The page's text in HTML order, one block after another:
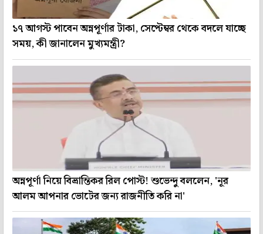
১৭ আগস্ট পাবেন অন্নপূর্ণার টাকা, সেপ্টেম্বর থেকে বদলে যাচ্ছে
সময়, কী জানালেন মুখ্যমন্ত্রী?
অন্নপূর্ণা নিয়ে বিভ্রান্তিকর রিল পোস্ট! শুভেন্দু বললেন, 'নূর
আলম আপনার ভোটের জন্য রাজনীতি করি না'